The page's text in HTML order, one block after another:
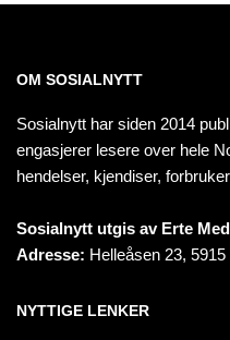
OM SOSIALNYTT
Sosialnytt har siden 2014
engasjerer lesere over hele
hendelser, kjendiser,
Sosialnytt utgis av Erte
Adresse: Helleåsen 23,
NYTTIGE LENKER